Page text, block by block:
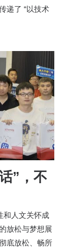
递了 “以技术
”，不
和人文关怀成
放松与梦想展
底放松、畅所